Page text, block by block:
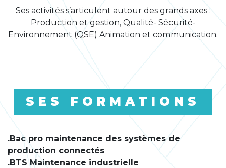
Ses activités s’articulent autour des grands axes :
Production et gestion, Qualité- Sécurité-
Environnement (QSE) Animation et communication.
SES FORMATIONS
.Bac pro maintenance des systèmes de
production connectés
.BTS Maintenance industrielle